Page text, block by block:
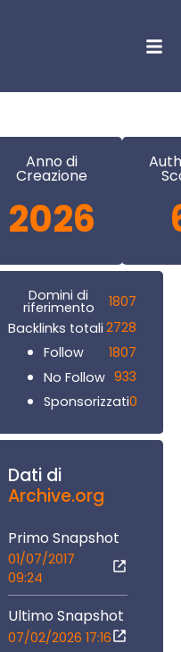
Anno di
Creazione
2026
Domini di
riferimento
1807
Backlinks totali 2728
Follow
1807
No Follow 933
Sponsorizzati0
Dati di
Archive.org
Primo Snapshot
01/07/2017
09:24
Ultimo Snapshot
07/02/2026 17:16